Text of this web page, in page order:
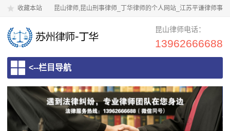
收藏本站 昆山律师,昆山刑事律师_丁华律师的个人网站_江苏平谦律师事
昆山律师电话：
13962666688
<--栏目导航